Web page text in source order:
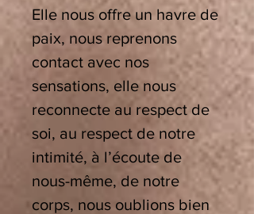
Elle nous offre un havre de
paix, nous reprenons
contact avec nos
sensations, elle nous
reconnecte au respect de
soi, au respect de notre
intimité, à l’écoute de
nous-même, de notre
corps, nous oublions bien